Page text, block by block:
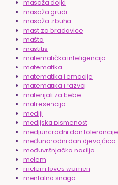
masaža dojki
masaža grudi
masaža trbuha
mast za bradavice
mašta
mastitis
matematička inteligencija
matematika
matematika i emocije
matematika i razvoj
materijali za bebe
matresencija
mediji
medijska pismenost
medjunarodni dan tolerancije
međunarodni dan djevojčica
međuvršnjačko nasilje
melem
melem loves women
mentalna snaga